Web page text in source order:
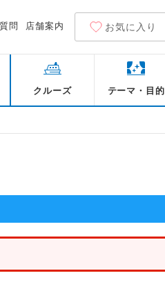
問 店舗案内 お気に入り
クルーズ テーマ・目的